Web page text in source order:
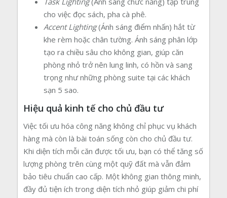
cho việc đọc sách, pha cà phê.
Accent Lighting(Ánh sáng điểm nhấn) hắt từ
khe rèm hoặc chân tường. Ánh sáng phân lớp
tạo ra chiều sâu cho không gian, giúp căn
phòng nhỏ trở nên lung linh, có hồn và sang
trọng như những phòng suite tại các khách
sạn 5 sao.
Hiệu quả kinh tế cho chủ đầu tư
Việc tối ưu hóa công năng không chỉ phục vụ khách
hàng mà còn là bài toán sống còn cho chủ đầu tư.
Khi diện tích mỗi căn được tối ưu, bạn có thể tăng số
lượng phòng trên cùng một quỹ đất mà vẫn đảm
bảo tiêu chuẩn cao cấp. Một không gian thông minh,
đầy đủ tiện ích trong diện tích nhỏ giúp giảm chi phí